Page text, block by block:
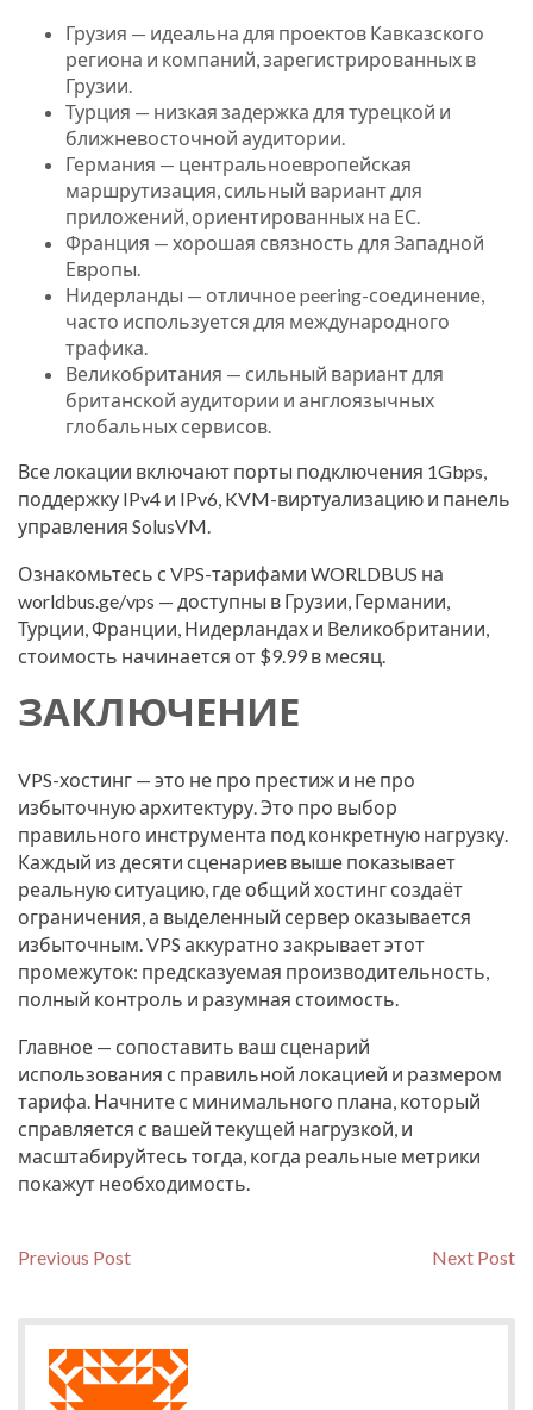
Грузия — идеальна для проектов Кавказского
региона и компаний, зарегистрированных в
Грузии.
Турция — низкая задержка для турецкой и
ближневосточной аудитории.
Германия — центральноевропейская
маршрутизация, сильный вариант для
приложений, ориентированных на ЕС.
Франция — хорошая связность для Западной
Европы.
Нидерланды — отличное peering-соединение,
часто используется для международного
трафика.
Великобритания — сильный вариант для
британской аудитории и англоязычных
глобальных сервисов.
Все локации включают порты подключения 1Gbps,
поддержку IPv4 и IPv6, KVM-виртуализацию и панель
управления SolusVM.
Ознакомьтесь с VPS-тарифами WORLDBUS на
worldbus.ge/vps — доступны в Грузии, Германии,
Турции, Франции, Нидерландах и Великобритании,
стоимость начинается от $9.99 в месяц.
ЗАКЛЮЧЕНИЕ
VPS-хостинг — это не про престиж и не про
избыточную архитектуру. Это про выбор
правильного инструмента под конкретную нагрузку.
Каждый из десяти сценариев выше показывает
реальную ситуацию, где общий хостинг создаёт
ограничения, а выделенный сервер оказывается
избыточным. VPS аккуратно закрывает этот
промежуток: предсказуемая производительность,
полный контроль и разумная стоимость.
Главное — сопоставить ваш сценарий
использования с правильной локацией и размером
тарифа. Начните с минимального плана, который
справляется с вашей текущей нагрузкой, и
масштабируйтесь тогда, когда реальные метрики
покажут необходимость.
Навигация
записям
Previous PostPrevious
Next Post